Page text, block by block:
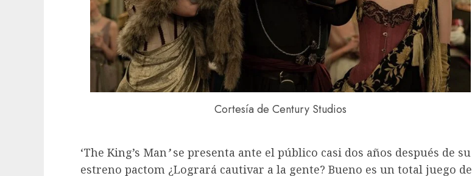
Cortesía de Century Studios
‘The King’s Man’se presenta ante el público casi dos años después de su
estreno pactom ¿Logrará cautivar a la gente? Bueno es un total juego de